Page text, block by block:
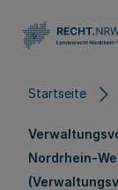
Startseite
Nordrhein-